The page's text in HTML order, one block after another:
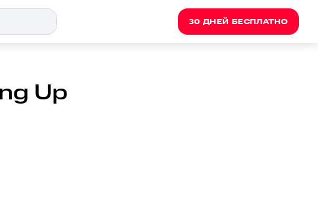
30 ДНЕЙ БЕСПЛАТНО
Up